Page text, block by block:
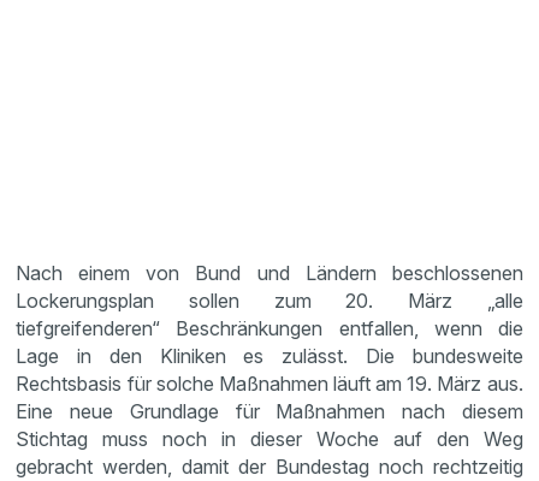
Nach einem von Bund und Ländern beschlossenen
Lockerungsplan sollen zum 20. März „alle
tiefgreifenderen“ Beschränkungen entfallen, wenn die
Lage in den Kliniken es zulässt. Die bundesweite
Rechtsbasis für solche Maßnahmen läuft am 19. März aus.
Eine neue Grundlage für Maßnahmen nach diesem
Stichtag muss noch in dieser Woche auf den Weg
gebracht werden, damit der Bundestag noch rechtzeitig